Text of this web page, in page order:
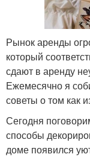
Рынок аренды
который
сдают в аренду
Ежемесячно я
советы о том как
Сегодня
способы
доме появился